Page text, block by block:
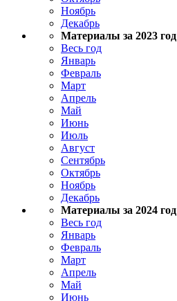
Ноябрь
Декабрь
Материалы за 2023 год
Весь год
Январь
Февраль
Март
Апрель
Май
Июнь
Июль
Август
Сентябрь
Октябрь
Ноябрь
Декабрь
Материалы за 2024 год
Весь год
Январь
Февраль
Март
Апрель
Май
Июнь